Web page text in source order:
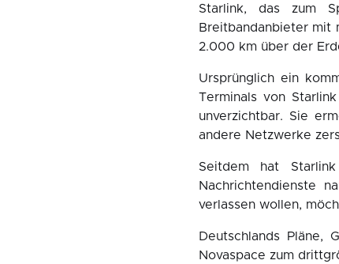
Starlink, das zum
Breitbandanbieter mit
2.000 km über der
Ursprünglich ein
Terminals von
unverzichtbar. Sie
andere Netzwerke
Seitdem hat
Nachrichtendienste
verlassen wollen,
Deutschlands Pläne,
Novaspace zum